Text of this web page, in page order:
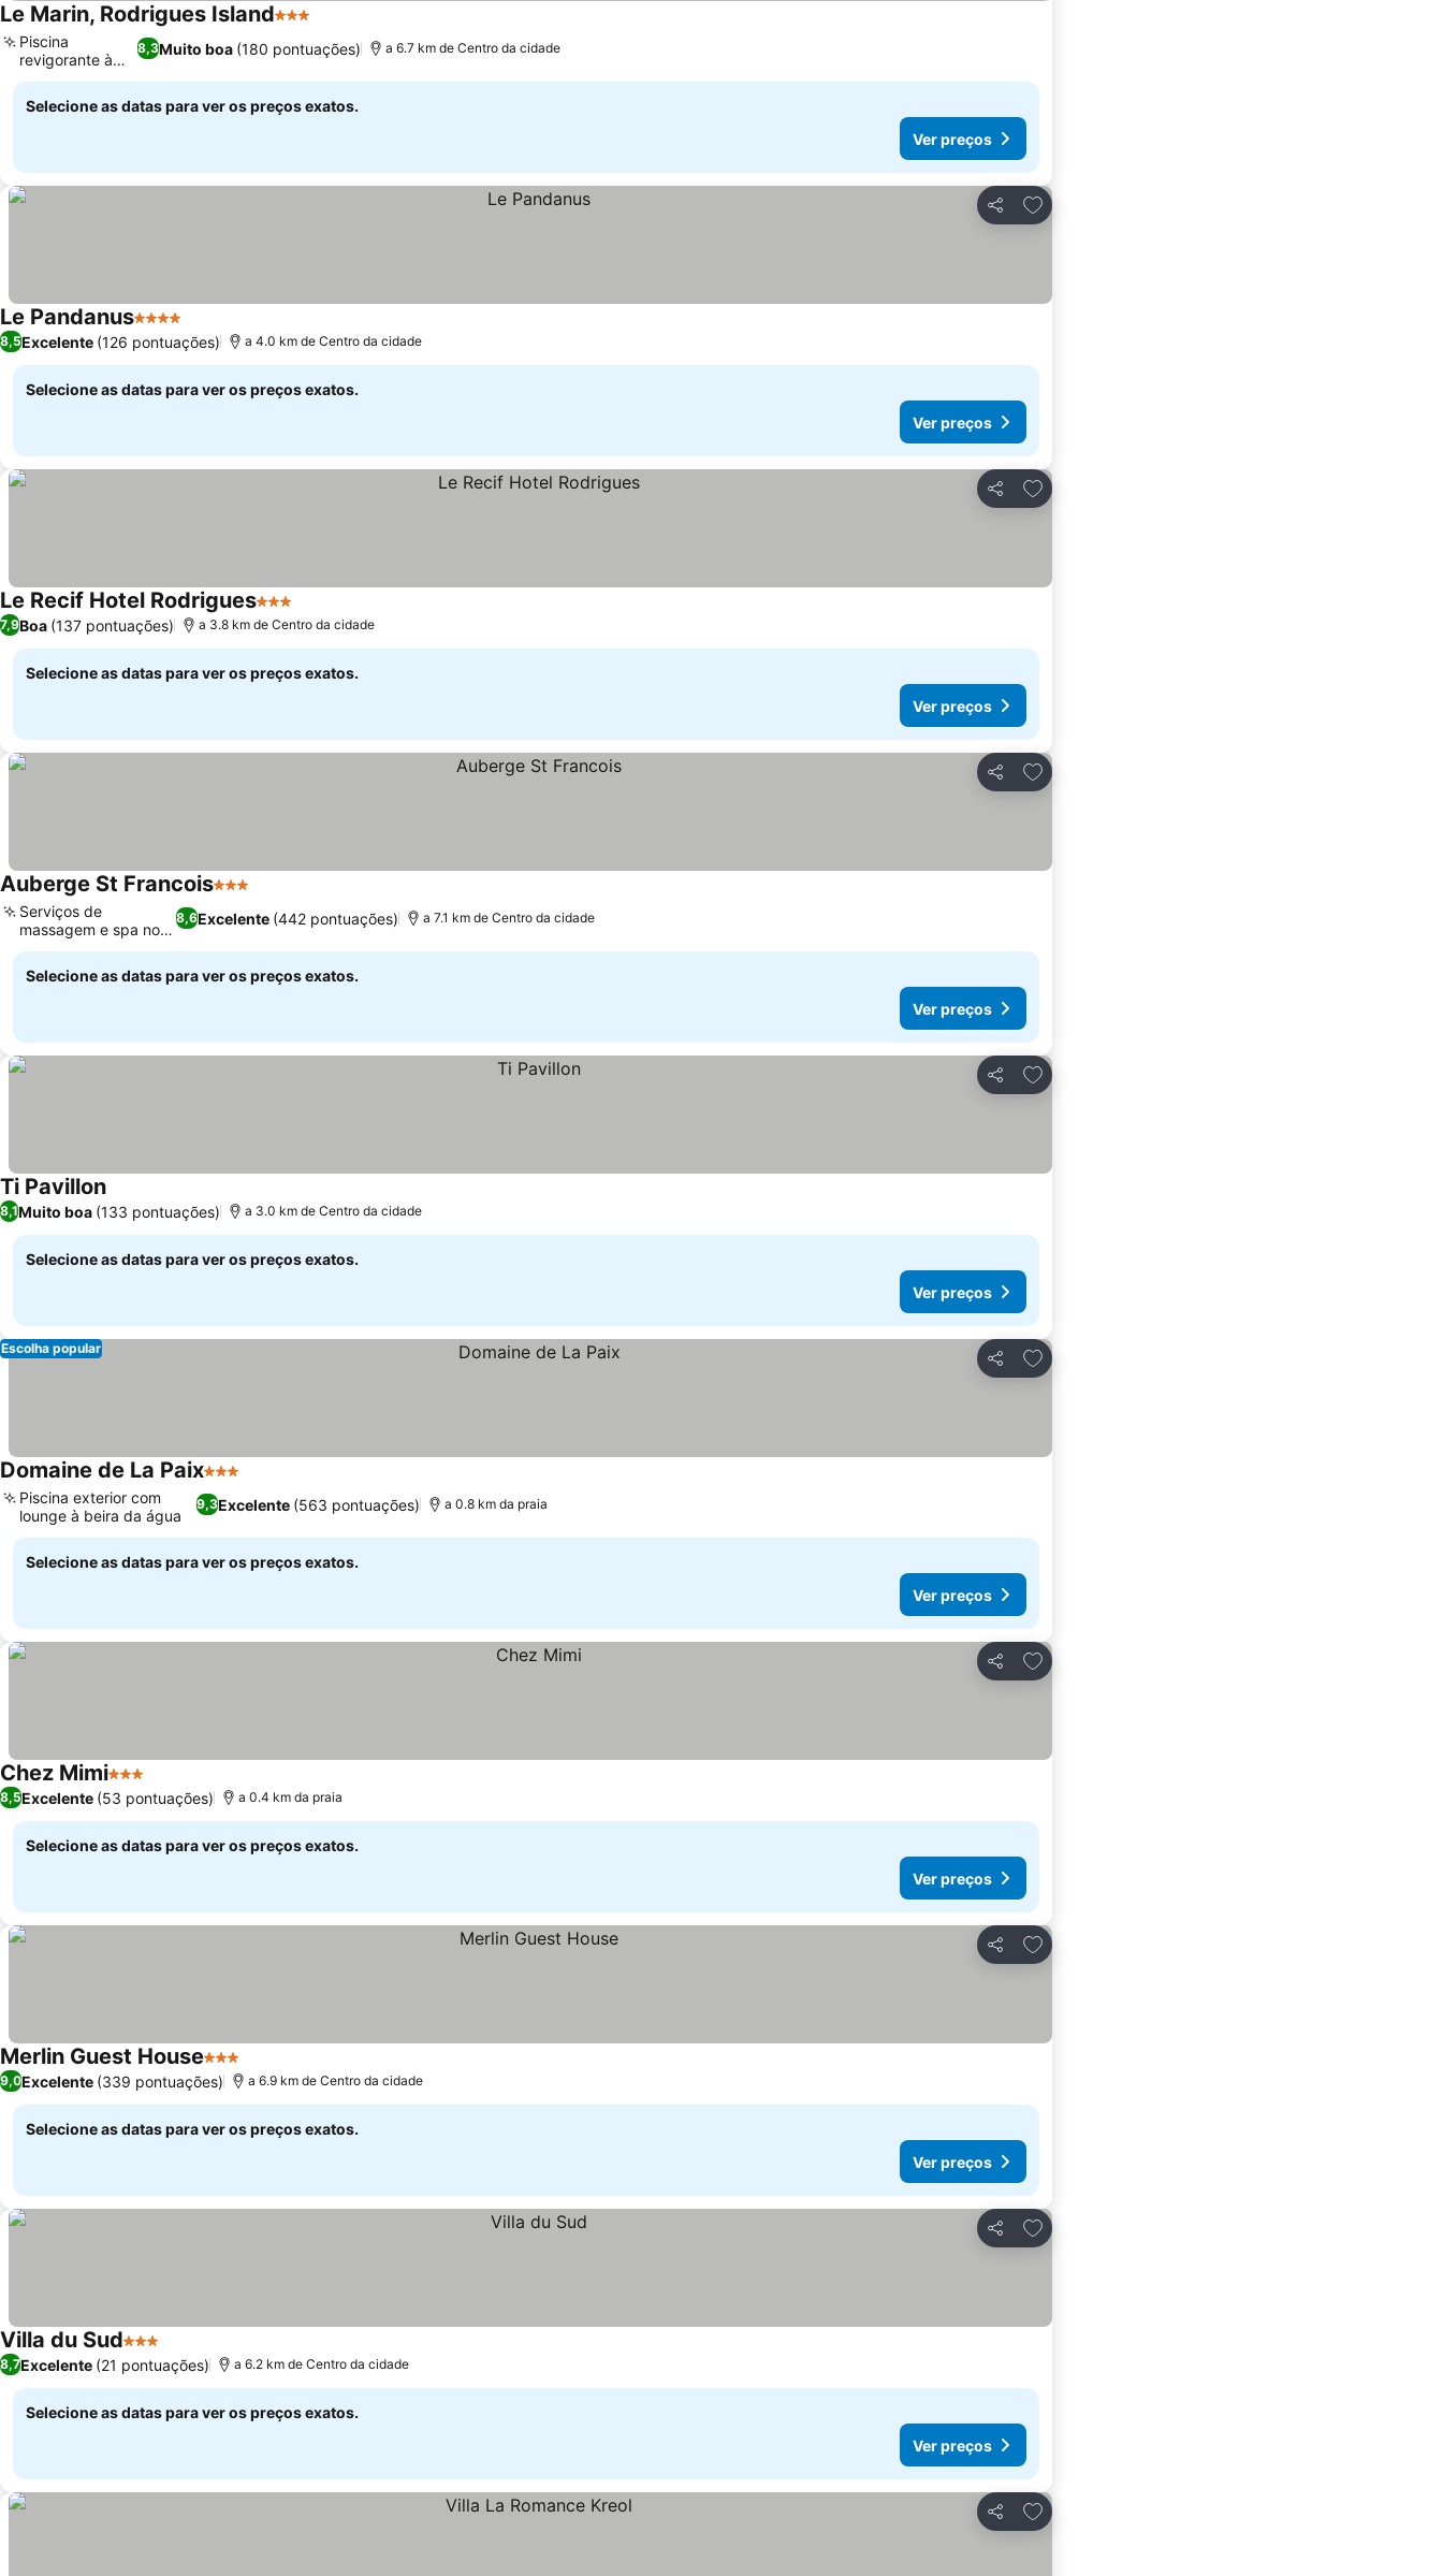
Le Marin, Rodrigues Island3 Estrelas
8,3Muito boa (180 pontuações)
Piscina
revigorante à
tarde
a 6.7 km de Centro da cidade
Selecione as datas para ver os preços exatos.
Ver preços
Partilhar
Adicionar aos favoritos
Le Pandanus4 Estrelas
8,5Excelente (126 pontuações) a 4.0 km de Centro da cidade
Selecione as datas para ver os preços exatos.
Ver preços
Partilhar
Adicionar aos favoritos
Le Recif Hotel Rodrigues3 Estrelas
7,9Boa (137 pontuações) a 3.8 km de Centro da cidade
Selecione as datas para ver os preços exatos.
Ver preços
Partilhar
Adicionar aos favoritos
Auberge St Francois3 Estrelas
8,6Excelente (442 pontuações)
Serviços de
massagem e spa no
local
a 7.1 km de Centro da cidade
Selecione as datas para ver os preços exatos.
Ver preços
Partilhar
Adicionar aos favoritos
Ti Pavillon
8,1Muito boa (133 pontuações) a 3.0 km de Centro da cidade
Selecione as datas para ver os preços exatos.
Ver preços
Partilhar
Adicionar aos favoritos
Escolha popular
Domaine de La Paix3 Estrelas
9,3Excelente (563 pontuações)
Piscina exterior com
lounge à beira da água
a 0.8 km da praia
Selecione as datas para ver os preços exatos.
Ver preços
Partilhar
Adicionar aos favoritos
Chez Mimi3 Estrelas
8,5Excelente (53 pontuações) a 0.4 km da praia
Selecione as datas para ver os preços exatos.
Ver preços
Partilhar
Adicionar aos favoritos
Merlin Guest House3 Estrelas
9,0Excelente (339 pontuações) a 6.9 km de Centro da cidade
Selecione as datas para ver os preços exatos.
Ver preços
Partilhar
Adicionar aos favoritos
Villa du Sud3 Estrelas
8,7Excelente (21 pontuações) a 6.2 km de Centro da cidade
Selecione as datas para ver os preços exatos.
Ver preços
Partilhar
Adicionar aos favoritos